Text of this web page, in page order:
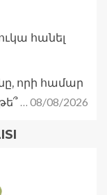
հանել
որի համար
… 08/08/2026